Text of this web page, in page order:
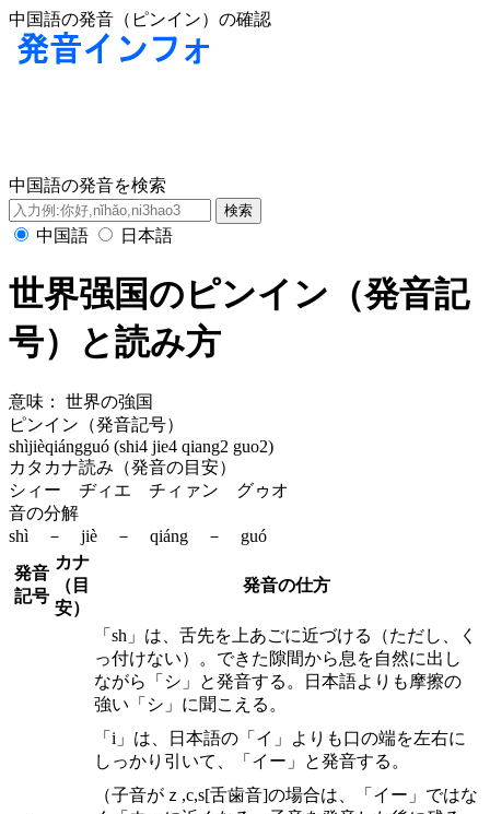
中国語の発音（ピンイン）の確認
中国語の発音を検索
中国語 日本語
世界强国のピンイン（発音記
号）と読み方
意味：
世界の強国
ピンイン（発音記号）
shìjièqiángguó (shi4 jie4 qiang2 guo2)
カタカナ読み（発音の目安）
シィー ヂィエ チィァン グゥオ
音の分解
shì － jiè － qiáng － guó
発音
記号
カナ
（目
安）
発音の仕方
「sh」は、舌先を上あごに近づける（ただし、く
っ付けない）。できた隙間から息を自然に出し
ながら「シ」と発音する。日本語よりも摩擦の
強い「シ」に聞こえる。
「i」は、日本語の「イ」よりも口の端を左右に
しっかり引いて、「イー」と発音する。
（子音がｚ,c,s[舌歯音]の場合は、「イー」ではな